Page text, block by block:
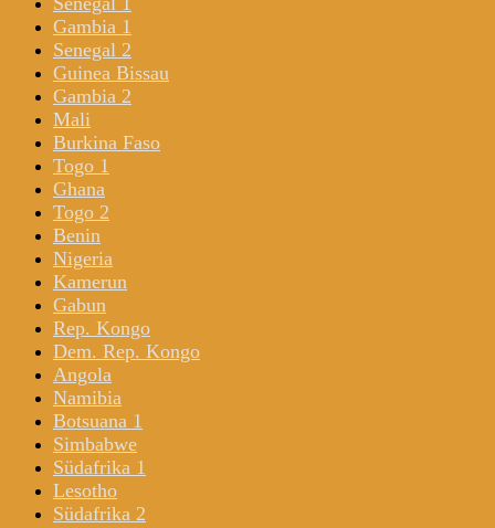
Gambia 1
Senegal 2
Guinea Bissau
Gambia 2
Mali
Burkina Faso
Togo 1
Ghana
Togo 2
Benin
Nigeria
Kamerun
Gabun
Rep. Kongo
Dem. Rep. Kongo
Angola
Namibia
Botsuana 1
Simbabwe
Südafrika 1
Lesotho
Südafrika 2